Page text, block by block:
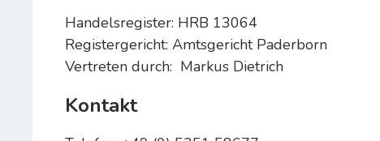
Handelsregister: HRB 13064
Registergericht: Amtsgericht Paderborn
Vertreten durch: Markus Dietrich
Kontakt